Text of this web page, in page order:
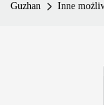
Guzhan Inne